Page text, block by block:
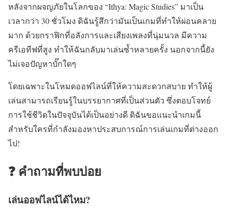
หลังจากผจญภัยในโลกของ “Ithya: Magic Studies” มาเป็น
เวลากว่า 30 ชั่วโมง ดิฉันรู้สึกว่ามันเป็นเกมที่ทำให้ผ่อนคลาย
มาก ด้วยกราฟิกที่อลังการและเสียงเพลงที่นุ่มนวล มีความ
ครีเอทีฟที่สูง ทำให้ฉันกลับมาเล่นซ้ำหลายครั้ง นอกจากนี้ยัง
ไม่เจอปัญหาบั๊กใดๆ
โดยเฉพาะในโหมดออฟไลน์ที่ให้ความสะดวกสบาย ทำให้ผู้
เล่นสามารถเรียนรู้ในบรรยากาศที่เป็นส่วนตัว ซึ่งตอบโจทย์
การใช้ชีวิตในปัจจุบันได้เป็นอย่างดี ดิฉันขอแนะนำเกมนี้
สำหรับใครที่กำลังมองหาประสบการณ์การเล่นเกมที่ต่างออก
ไป!
❓ คำถามที่พบบ่อย
เล่นออฟไลน์ได้ไหม?